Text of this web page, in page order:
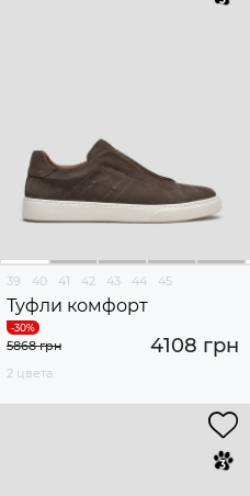
39 40 41 42 43 44 45
Туфли комфорт
4108 грн
5868 грн
2 цвета